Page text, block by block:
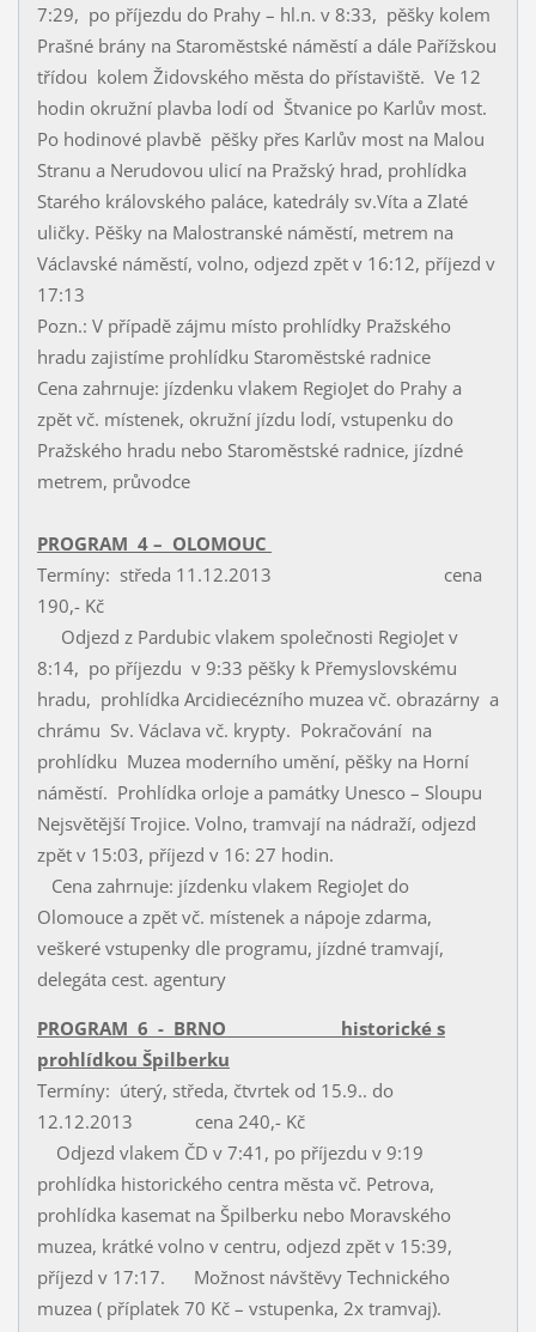
7:29, po příjezdu do Prahy – hl.n. v 8:33, pěšky kolem
Prašné brány na Staroměstské náměstí a dále Pařížskou
třídou kolem Židovského města do přístaviště. Ve 12
hodin okružní plavba lodí od Štvanice po Karlův most.
Po hodinové plavbě pěšky přes Karlův most na Malou
Stranu a Nerudovou ulicí na Pražský hrad, prohlídka
Starého královského paláce, katedrály sv.Víta a Zlaté
uličky. Pěšky na Malostranské náměstí, metrem na
Václavské náměstí, volno, odjezd zpět v 16:12, příjezd v
17:13
Pozn.: V případě zájmu místo prohlídky Pražského
hradu zajistíme prohlídku Staroměstské radnice
Cena zahrnuje: jízdenku vlakem RegioJet do Prahy a
zpět vč. místenek, okružní jízdu lodí, vstupenku do
Pražského hradu nebo Staroměstské radnice, jízdné
metrem, průvodce
PROGRAM 4 – OLOMOUC
Termíny: středa 11.12.2013 cena
190,- Kč
Odjezd z Pardubic vlakem společnosti RegioJet v
8:14, po příjezdu v 9:33 pěšky k Přemyslovskému
hradu, prohlídka Arcidiecézního muzea vč. obrazárny a
chrámu Sv. Václava vč. krypty. Pokračování na
prohlídku Muzea moderního umění, pěšky na Horní
náměstí. Prohlídka orloje a památky Unesco – Sloupu
Nejsvětější Trojice. Volno, tramvají na nádraží, odjezd
zpět v 15:03, příjezd v 16: 27 hodin.
Cena zahrnuje: jízdenku vlakem RegioJet do
Olomouce a zpět vč. místenek a nápoje zdarma,
veškeré vstupenky dle programu, jízdné tramvají,
delegáta cest. agentury
PROGRAM 6 - BRNO historické s
prohlídkou Špilberku
Termíny: úterý, středa, čtvrtek od 15.9.. do
12.12.2013 cena 240,- Kč
Odjezd vlakem ČD v 7:41, po příjezdu v 9:19
prohlídka historického centra města vč. Petrova,
prohlídka kasemat na Špilberku nebo Moravského
muzea, krátké volno v centru, odjezd zpět v 15:39,
příjezd v 17:17. Možnost návštěvy Technického
muzea ( příplatek 70 Kč – vstupenka, 2x tramvaj).